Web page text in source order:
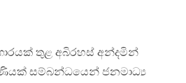
තුළ අබිරහස් අන්දමින්
සම්බන්ධයෙන් ජනමාධ්‍ය